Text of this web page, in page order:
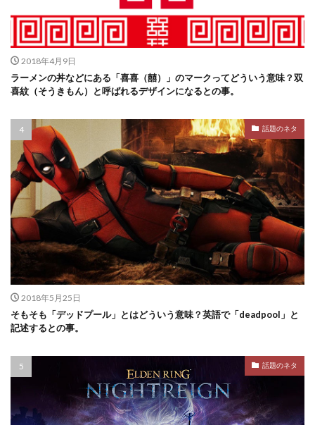
2018年4月9日
ラーメンの丼などにある「喜喜（囍）」のマークってどういう意味？双
喜紋（そうきもん）と呼ばれるデザインになるとの事。
話題のネタ
2018年5月25日
そもそも「デッドプール」とはどういう意味？英語で「deadpool」と
記述するとの事。
話題のネタ